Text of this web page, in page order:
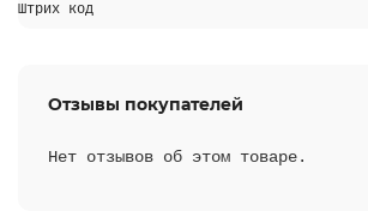
Штрих код
Отзывы покупателей
Нет отзывов об этом товаре.